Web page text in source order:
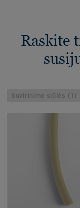
Raskite
Suvirinimo siūlės (1)